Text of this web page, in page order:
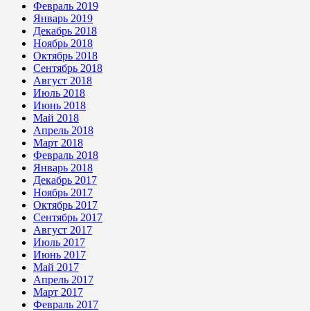
Февраль 2019
Январь 2019
Декабрь 2018
Ноябрь 2018
Октябрь 2018
Сентябрь 2018
Август 2018
Июль 2018
Июнь 2018
Май 2018
Апрель 2018
Март 2018
Февраль 2018
Январь 2018
Декабрь 2017
Ноябрь 2017
Октябрь 2017
Сентябрь 2017
Август 2017
Июль 2017
Июнь 2017
Май 2017
Апрель 2017
Март 2017
Февраль 2017